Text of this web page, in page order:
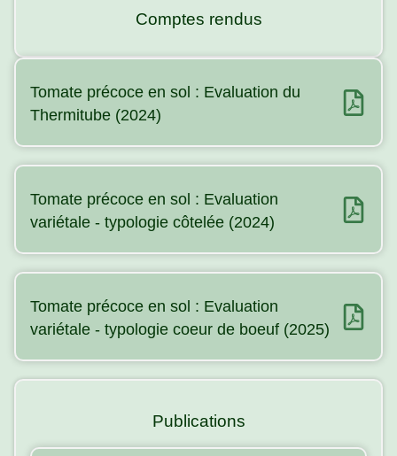
Comptes rendus
Tomate précoce en sol : Evaluation du
Thermitube (2024)
Tomate précoce en sol : Evaluation
variétale - typologie côtelée (2024)
Tomate précoce en sol : Evaluation
variétale - typologie coeur de boeuf (2025)
Publications